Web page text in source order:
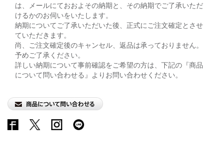
は、メールにておおよその納期と、その納期でご了承いただ
けるかのお伺いをいたします。
納期についてご了承いただいた後、正式にご注文確定とさせ
ていただきます。
尚、ご注文確定後のキャンセル、返品は承っておりません。
予めご了承ください。
詳しい納期について事前確認をご希望の方は、下記の『商品
について問い合わせる』よりお問い合わせください。